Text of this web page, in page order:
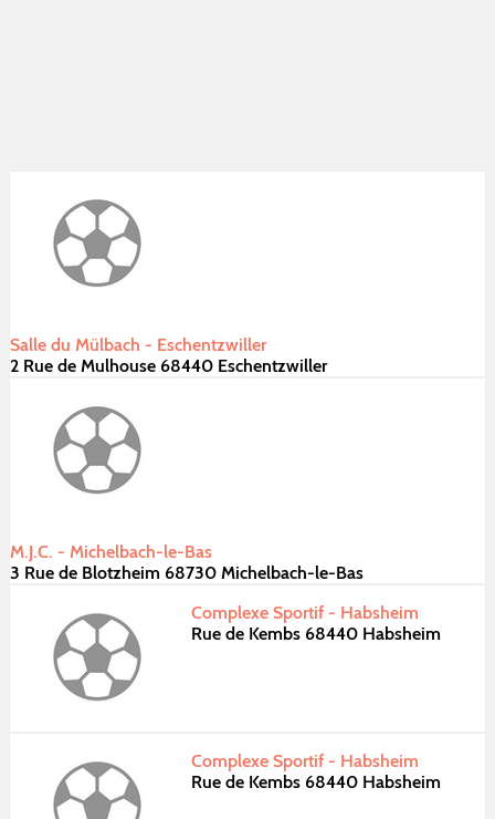
Salle du Mülbach - Eschentzwiller
2 Rue de Mulhouse 68440 Eschentzwiller
M.J.C. - Michelbach-le-Bas
3 Rue de Blotzheim 68730 Michelbach-le-Bas
Complexe Sportif - Habsheim
Rue de Kembs 68440 Habsheim
Complexe Sportif - Habsheim
Rue de Kembs 68440 Habsheim